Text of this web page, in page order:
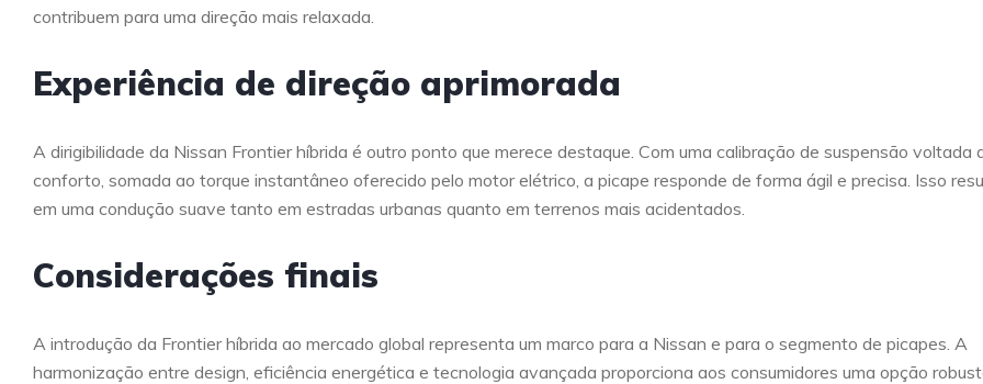
contribuem para uma direção mais relaxada.
Experiência de direção aprimorada
A dirigibilidade da Nissan Frontier híbrida é outro ponto que merece destaque. Com uma calibração de suspensão voltada
conforto, somada ao torque instantâneo oferecido pelo motor elétrico, a picape responde de forma ágil e precisa. Isso
em uma condução suave tanto em estradas urbanas quanto em terrenos mais acidentados.
Considerações finais
A introdução da Frontier híbrida ao mercado global representa um marco para a Nissan e para o segmento de picapes. A
harmonização entre design, eficiência energética e tecnologia avançada proporciona aos consumidores uma opção